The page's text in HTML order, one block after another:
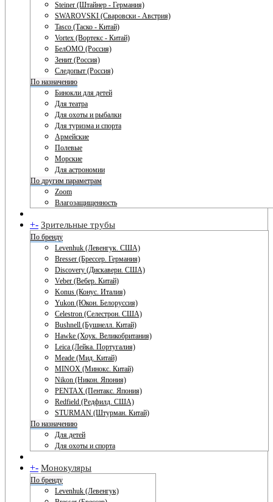
Steiner (Штайнер - Германия)
SWAROVSKI (Сваровски - Австрия)
Tasco (Таско - Китай)
Vortex (Вортекс - Китай)
БелОМО (Россия)
Зенит (Россия)
Следопыт (Россия)
По назначению
Бинокли для детей
Для театра
Для охоты и рыбалки
Для туризма и спорта
Армейские
Полевые
Морские
Для астрономии
По другим параметрам
Zoom
Влагозащищенность
+- Зрительные трубы
По бренду
Levenhuk (Левенгук. США)
Bresser (Брессер. Германия)
Discovery (Дискавери. США)
Veber (Вебер. Китай)
Konus (Конус. Италия)
Yukon (Юкон. Белоруссия)
Celestron (Селестрон. США)
Bushnell (Бушнелл. Китай)
Hawke (Хоук. Великобритания)
Leica (Лейка. Португалия)
Meade (Мид. Китай)
MINOX (Минокс. Китай)
Nikon (Никон. Япония)
PENTAX (Пентакс. Япония)
Redfield (Редфилд. США)
STURMAN (Штурман. Китай)
По назначению
Для детей
Для охоты и спорта
+- Монокуляры
По бренду
Levenhuk (Левенгук)